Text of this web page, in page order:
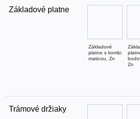
Základové platne
Základové
platne s kombi
maticou, Zn
Zn
Trámové držiaky